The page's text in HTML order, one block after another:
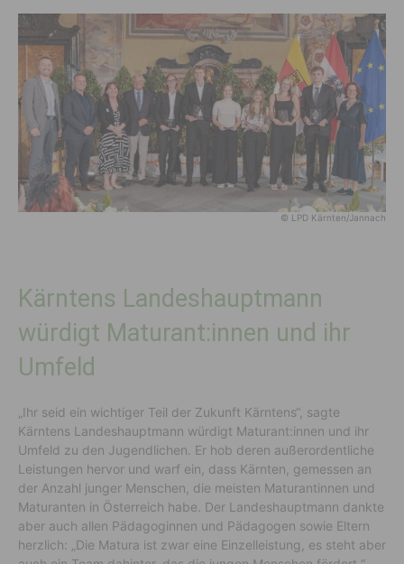
© LPD Kärnten/Jannach
Kärntens Landeshauptmann
würdigt Maturant:innen und ihr
Umfeld
„Ihr seid ein wichtiger Teil der Zukunft Kärntens“, sagte
Kärntens Landeshauptmann würdigt Maturant:innen und ihr
Umfeld zu den Jugendlichen. Er hob deren außerordentliche
Leistungen hervor und warf ein, dass Kärnten, gemessen an
der Anzahl junger Menschen, die meisten Maturantinnen und
Maturanten in Österreich habe. Der Landeshauptmann dankte
aber auch allen Pädagoginnen und Pädagogen sowie Eltern
herzlich: „Die Matura ist zwar eine Einzelleistung, es steht aber